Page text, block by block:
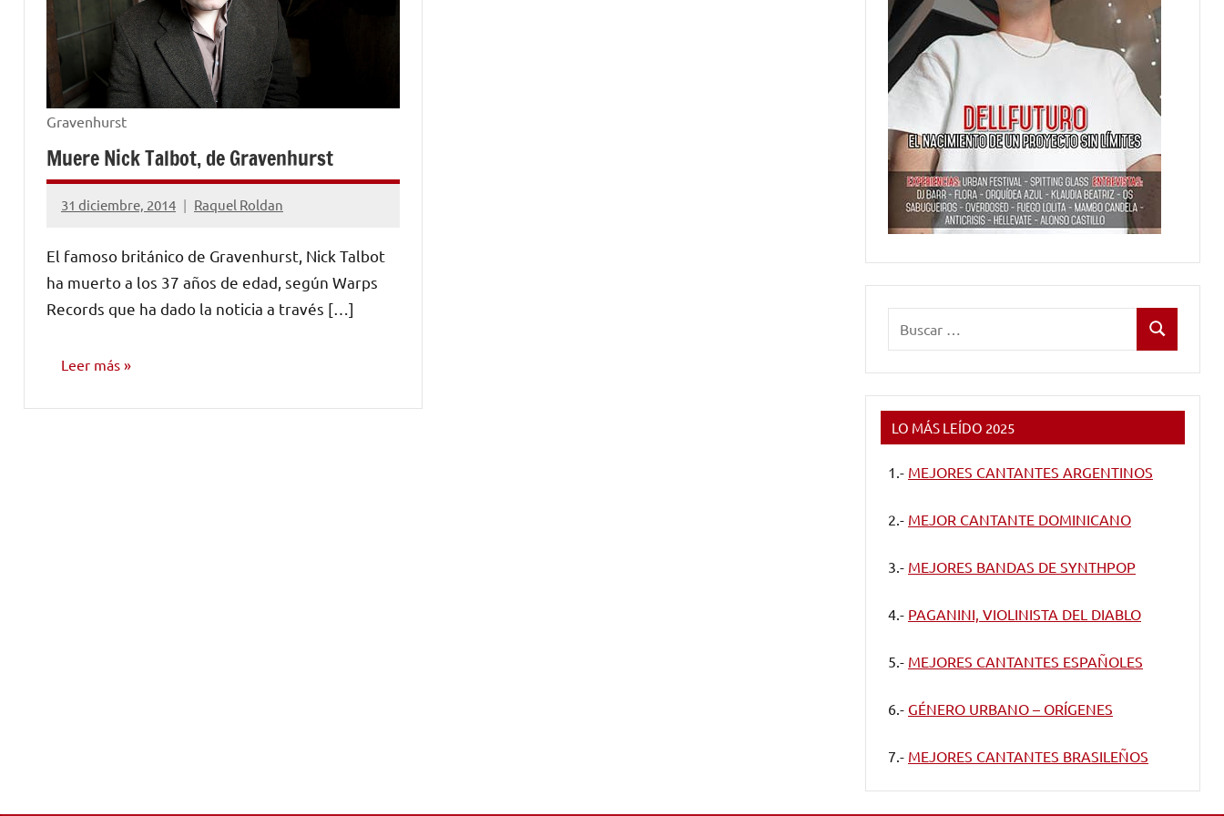
Gravenhurst
Muere Nick Talbot, de Gravenhurst
31 diciembre, 2014 Raquel Roldan
No
comentarios
El famoso británico de Gravenhurst, Nick Talbot
ha muerto a los 37 años de edad, según Warps
Records que ha dado la noticia a través […]
Leer más
Buscar
LO MÁS LEÍDO 2025
1.- MEJORES CANTANTES ARGENTINOS
2.- MEJOR CANTANTE DOMINICANO
3.- MEJORES BANDAS DE SYNTHPOP
4.- PAGANINI, VIOLINISTA DEL DIABLO
5.- MEJORES CANTANTES ESPAÑOLES
6.- GÉNERO URBANO – ORÍGENES
7.- MEJORES CANTANTES BRASILEÑOS